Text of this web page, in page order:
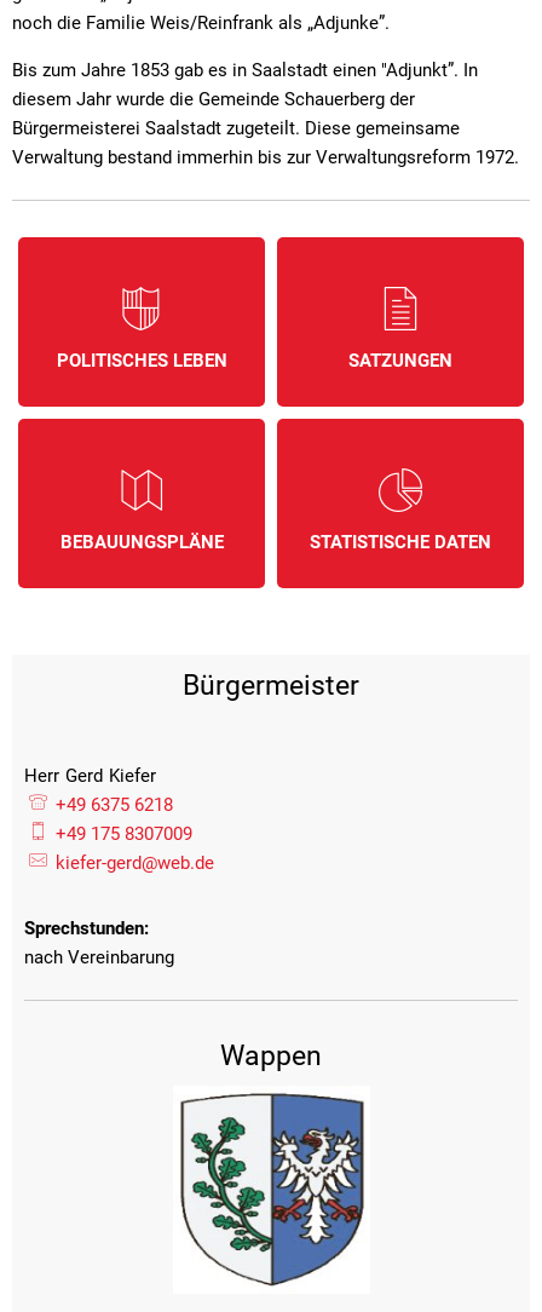
noch die Familie Weis/Reinfrank als „Adjunke”.
Bis zum Jahre 1853 gab es in Saalstadt einen "Adjunkt”. In
diesem Jahr wurde die Gemeinde Schauerberg der
Bürgermeisterei Saalstadt zugeteilt. Diese gemeinsame
Verwaltung bestand immerhin bis zur Verwaltungsreform 1972.
POLITISCHES LEBEN SATZUNGEN
BEBAUUNGSPLÄNE STATISTISCHE DATEN
Bürgermeister
Herr Gerd Kiefer
+49 6375 6218
+49 175 8307009
kiefer-gerd@web.de
Sprechstunden:
nach Vereinbarung
Wappen